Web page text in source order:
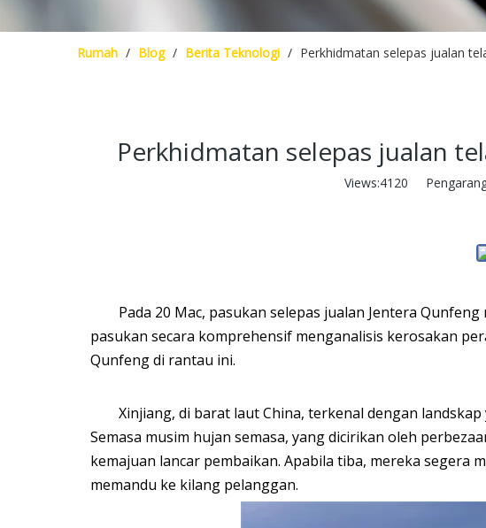
Rumah / Blog / Berita Teknologi / Perkhidmatan selepas jualan
Perkhidmatan selepas jualan
Views:4120
Pada 20 Mac, pasukan selepas jualan Jentera
pasukan secara komprehensif menganalisis kerosakan
Qunfeng di rantau ini.
Xinjiang, di barat laut China, terkenal dengan
Semasa musim hujan semasa, yang dicirikan oleh
kemajuan lancar pembaikan. Apabila tiba, mereka segera
memandu ke kilang pelanggan.